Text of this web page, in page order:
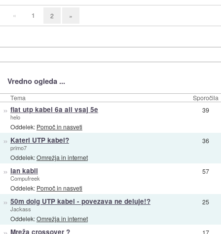
« 1 2 »
Vredno ogleda ...
Tema Sporočila
» flat utp kabel 6a ali vsaj 5e
helo
Oddelek: Pomoč in nasveti
39
» Kateri UTP kabel?
primo7
Oddelek:Omrežja in internet
36
» lan kabli
Compufreek
Oddelek: Pomoč in nasveti
57
» 50m dolg UTP kabel - povezava ne deluje!?
Jackass
Oddelek:Omrežja in internet
25
Mreža crossover ? 17